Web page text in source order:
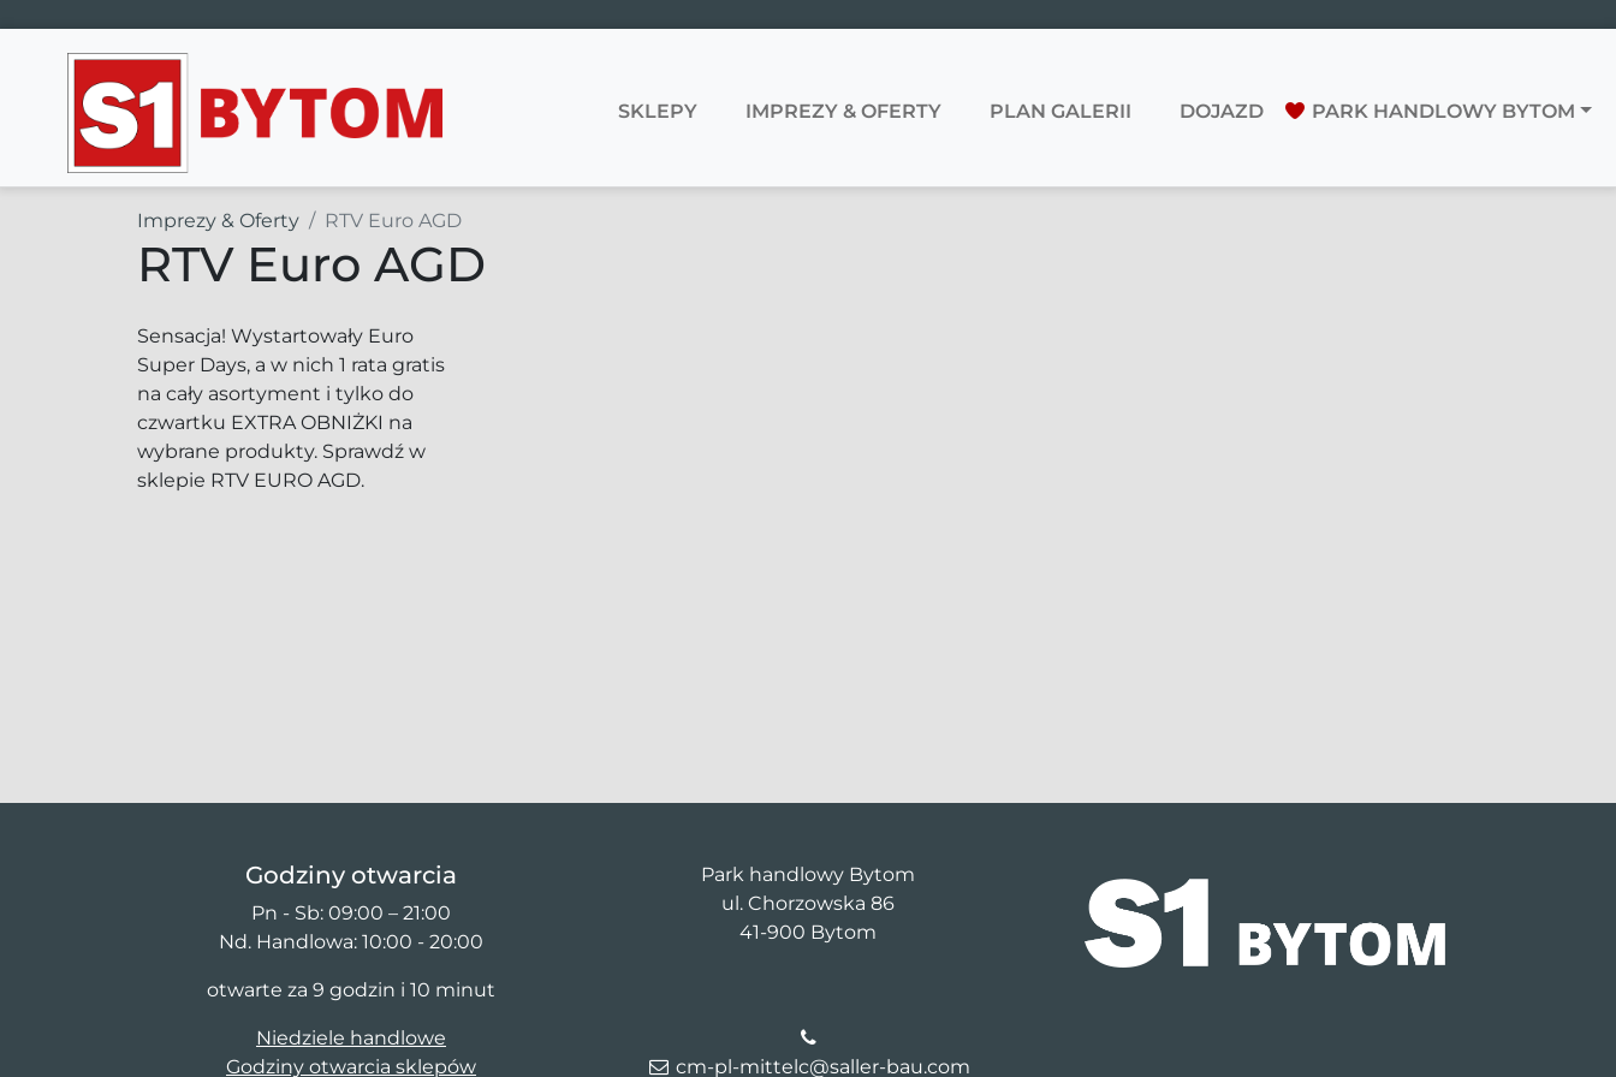
Main Navigation SKLEPY IMPREZY & OFERTY PLAN GALERII DOJAZD PARK HANDLOWY BYTOM
Imprezy & Oferty RTV Euro AGD
RTV Euro AGD
Sensacja! Wystartowały Euro
Super Days, a w nich 1 rata gratis
na cały asortyment i tylko do
czwartku EXTRA OBNIŻKI na
wybrane produkty. Sprawdź w
sklepie RTV EURO AGD.
Godziny otwarcia
Pn - Sb: 09:00 – 21:00
Nd. Handlowa: 10:00 - 20:00
otwarte za 9 godzin i 10 minut
Niedziele handlowe
Godziny otwarcia sklepów
Park handlowy Bytom
ul. Chorzowska 86
41-900 Bytom
cm-pl-mittelc@saller-bau.com